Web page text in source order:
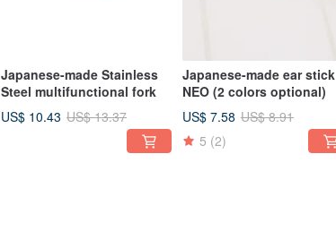
Japanese-made Stainless
Steel multifunctional fork
US$ 10.43 US$ 13.37
Japanese-made ear stick
NEO (2 colors optional)
US$ 7.58 US$ 8.91
5 (2)